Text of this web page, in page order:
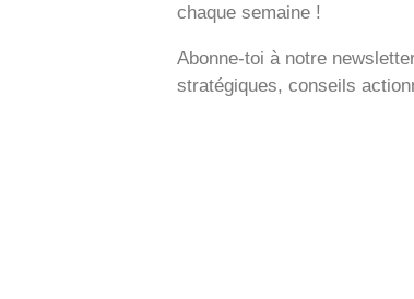
chaque semaine !
Abonne-toi à notre
stratégiques, conseils